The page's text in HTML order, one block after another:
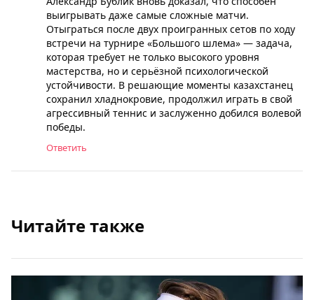
выигрывать даже самые сложные матчи.
Отыграться после двух проигранных сетов по ходу
встречи на турнире «Большого шлема» — задача,
которая требует не только высокого уровня
мастерства, но и серьёзной психологической
устойчивости. В решающие моменты казахстанец
сохранил хладнокровие, продолжил играть в свой
агрессивный теннис и заслуженно добился волевой
победы.
Ответить
Читайте также